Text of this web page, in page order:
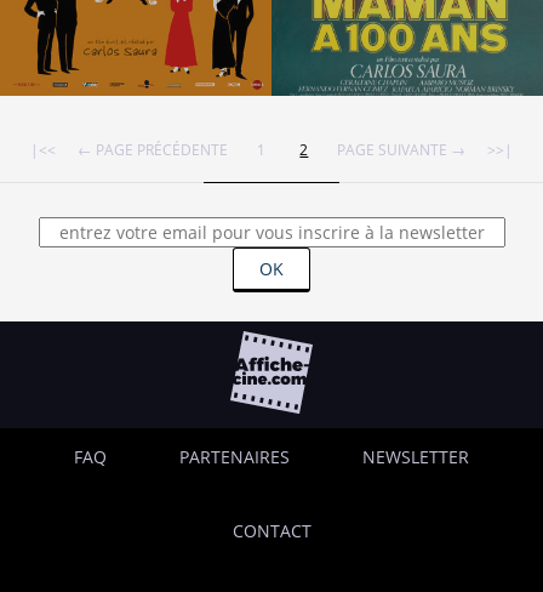
|<< ← PAGE PRÉCÉDENTE 1 2 PAGE SUIVANTE → >>|
OK
FAQ PARTENAIRES NEWSLETTER
CONTACT